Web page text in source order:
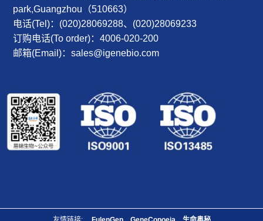
park,Guangzhou（510663）
电话(Tel)：(020)28069288、(020)28069233
订购电话(To order)：4006-020-200
邮箱(Email)：sales@igenebio.com